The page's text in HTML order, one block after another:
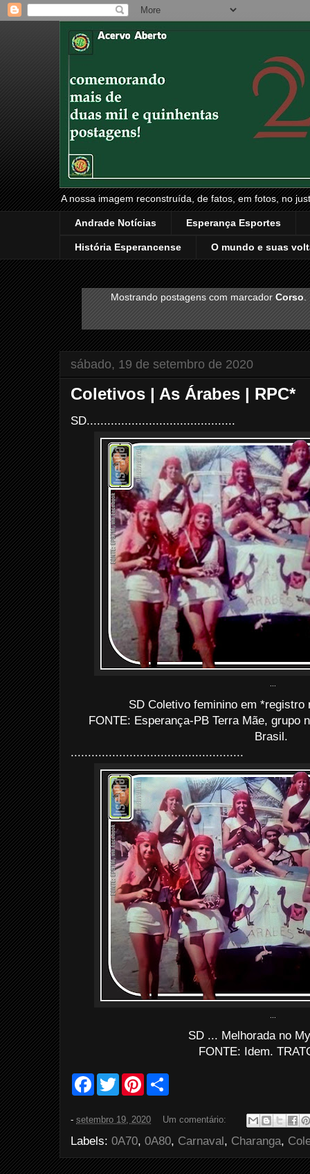
A nossa imagem reconstruída, de fatos, em fotos, no
Andrade Notícias Esperança Esportes
História Esperancense O mundo e suas
Mostrando postagens com marcadorCorso.
sábado, 19 de setembro de 2020
Coletivos | As Árabes | RPC*
SD...........................................
SD Coletivo feminino em *registro
FONTE: Esperança-PB Terra Mãe, grupo
Brasil.
..................................................
SD ... Melhorada no
FONTE: Idem.
F
b
o
o
k
T
w
t
e
r
P
e
r
e
s
t
e
- setembro 19, 2020 Um comentário:
Labels: 0A70, 0A80, Carnaval, Charanga,